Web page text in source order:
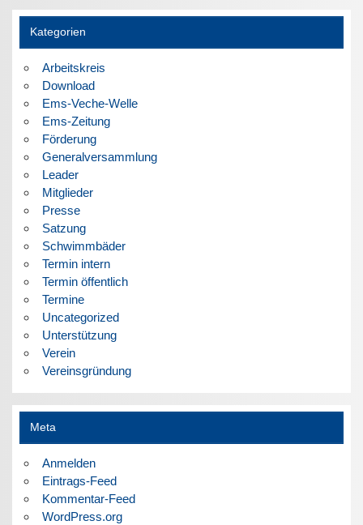
Kategorien
Arbeitskreis
Download
Ems-Veche-Welle
Ems-Zeitung
Förderung
Generalversammlung
Leader
Mitglieder
Presse
Satzung
Schwimmbäder
Termin intern
Termin öffentlich
Termine
Uncategorized
Unterstützung
Verein
Vereinsgründung
Meta
Anmelden
Eintrags-Feed
Kommentar-Feed
WordPress.org